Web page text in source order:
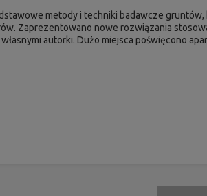
metody i techniki badawcze
Zaprezentowano nowe rozwiązania
autorki. Dużo miejsca poświęcono